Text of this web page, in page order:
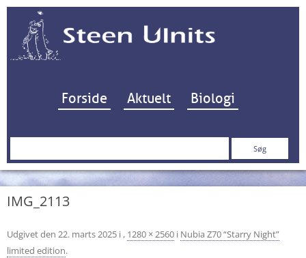
Hop til indhold
Forside Aktuelt Biologi
Søg
IMG_2113
Udgivet den 22. marts 2025 i , 1280 × 2560 i Nubia Z70 “Starry Night”
limited edition.